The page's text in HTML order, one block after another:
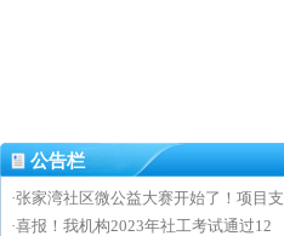
公告栏
·张家湾社区微公益大赛开始了！项目支
持不低于一万元！
·喜报！我机构2023年社工考试通过12